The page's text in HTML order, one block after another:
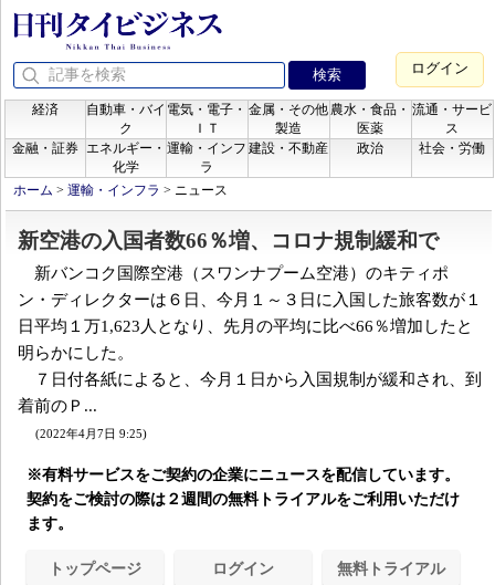
ログイン
経済
自動車・バイ
ク
電気・電子・
ＩＴ
金属・その他
製造
農水・食品・
医薬
流通・サービ
ス
金融・証券
エネルギー・
化学
運輸・インフ
ラ
建設・不動産 政治 社会・労働
ホーム > 運輸・インフラ > ニュース
新空港の入国者数66％増、コロナ規制緩和で
新バンコク国際空港（スワンナプーム空港）のキティポ
ン・ディレクターは６日、今月１～３日に入国した旅客数が１
日平均１万1,623人となり、先月の平均に比べ66％増加したと
明らかにした。
７日付各紙によると、今月１日から入国規制が緩和され、到
着前のＰ...
(2022年4月7日 9:25)
※有料サービスをご契約の企業にニュースを配信しています。
契約をご検討の際は２週間の無料トライアルをご利用いただけ
ます。
トップページ ログイン 無料トライアル